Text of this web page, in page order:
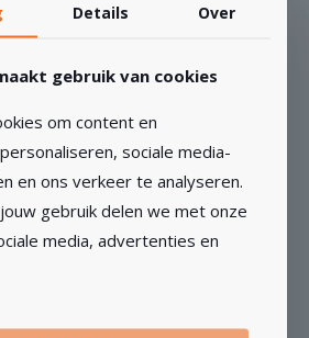
excl BTW
Details Over
gebruik van cookies
om content en
sociale media-
en ons verkeer te analyseren.
gebruik delen we met onze
media, advertenties en